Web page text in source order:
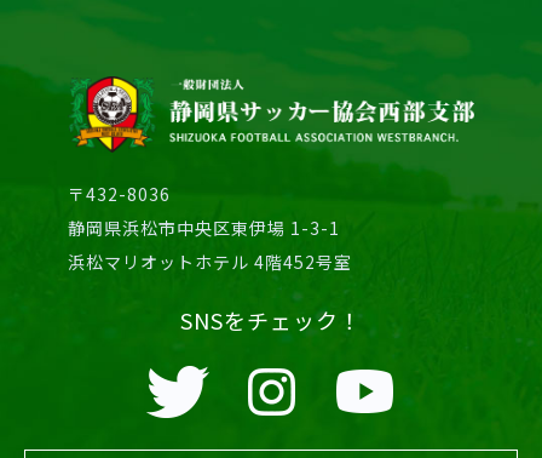
〒432-8036
静岡県浜松市中央区東伊場 1-3-1
浜松マリオットホテル 4階452号室
SNSをチェック！